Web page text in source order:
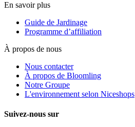
En savoir plus
Guide de Jardinage
Programme d’affiliation
À propos de nous
Nous contacter
À propos de Bloomling
Notre Groupe
L'environnement selon Niceshops
Suivez-nous sur